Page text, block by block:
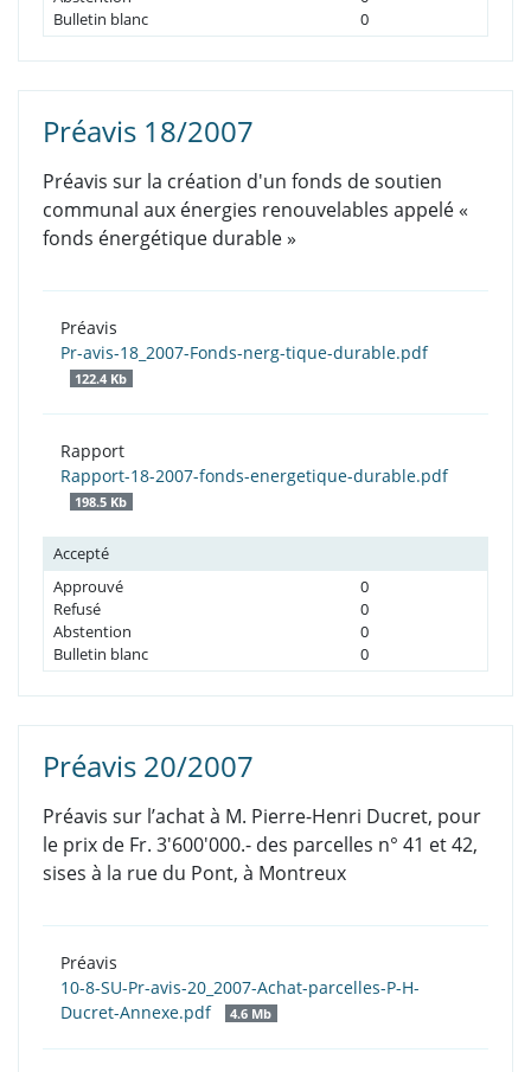
Bulletin blanc
0
Préavis 18/2007
Préavis sur la création d'un fonds de soutien
communal aux énergies renouvelables appelé «
fonds énergétique durable »
Préavis
Pr-avis-18_2007-Fonds-nerg-tique-durable.pdf
122.4 Kb
Rapport
Rapport-18-2007-fonds-energetique-durable.pdf
198.5 Kb
Accepté
Approuvé
0
Refusé
0
Abstention
0
Bulletin blanc
0
Préavis 20/2007
Préavis sur l’achat à M. Pierre-Henri Ducret, pour
le prix de Fr. 3'600'000.- des parcelles n° 41 et 42,
sises à la rue du Pont, à Montreux
Préavis
10-8-SU-Pr-avis-20_2007-Achat-parcelles-P-H-
Ducret-Annexe.pdf
4.6 Mb